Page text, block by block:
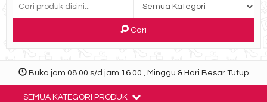
Cari
Buka jam 08.00 s/d jam 16.00 , Minggu & Hari Besar Tutup
SEMUA KATEGORI PRODUK